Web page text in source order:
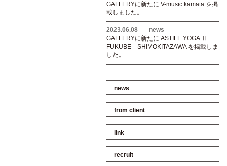
GALLERYに新たに V-music kamata を掲
載しました。
2023.06.08 news
GALLERYに新たに ASTILE YOGA Ⅱ
FUKUBE SHIMOKITAZAWA を掲載しま
した。
news
from client
link
recruit